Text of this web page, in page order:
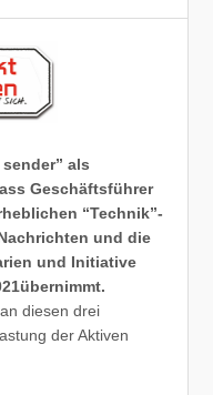
als
Geschäftsführer
“Technik”-
und die
und Initiative
diesen drei
der Aktiven